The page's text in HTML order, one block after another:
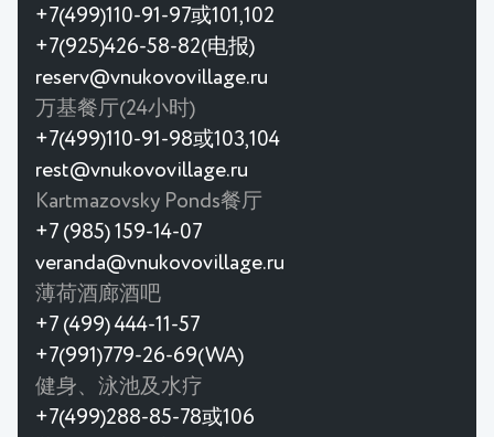
+7(499)110-91-97或101,102
+7(925)426-58-82(电报)
reserv@vnukovovillage.ru
万基餐厅(24小时)
+7(499)110-91-98或103,104
rest@vnukovovillage.ru
Kartmazovsky Ponds餐厅
+7 (985) 159-14-07
veranda@vnukovovillage.ru
薄荷酒廊酒吧
+7 (499) 444-11-57
+7(991)779-26-69(WA)
健身、泳池及水疗
+7(499)288-85-78或106